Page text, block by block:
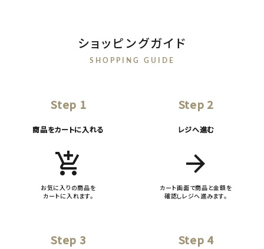
ショッピングガイド
SHOPPING GUIDE
Step 1
商品をカートに入れる
add_shopping_cart
お気に入りの商品を
カートに入れます。
Step 2
レジへ進む
arrow_forward
カート画面で商品と金額を
確認しレジへ進みます。
Step 3 Step 4